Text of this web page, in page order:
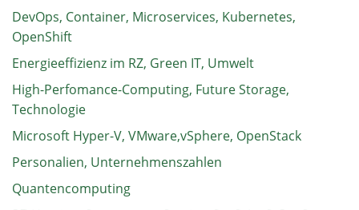
DevOps, Container, Microservices, Kubernetes,
OpenShift
Energieeffizienz im RZ, Green IT, Umwelt
High-Perfomance-Computing, Future Storage,
Technologie
Microsoft Hyper-V, VMware,vSphere, OpenStack
Personalien, Unternehmenszahlen
Quantencomputing